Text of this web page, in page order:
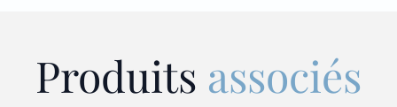
Produits associés